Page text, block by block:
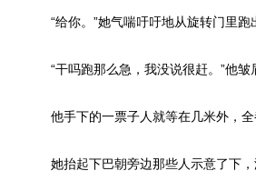
“给你。”她气喘吁吁地从旋转门里跑
“干吗跑那么急，我没说很赶。”他皱
他手下的一票子人就等在几米外，全
她抬起下巴朝旁边那些人示意了下，